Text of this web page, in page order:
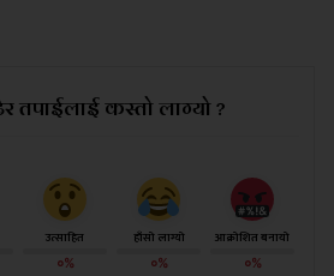
तपाईलाई कस्तो लाग्यो ?
उत्साहित
०%
हाँसो लाग्यो
०%
आक्रोशित बनायो
०%